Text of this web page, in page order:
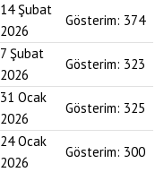
14 Şubat
2026
Gösterim: 374
7 Şubat
2026
Gösterim: 323
31 Ocak
2026
Gösterim: 325
24 Ocak
2026
Gösterim: 300